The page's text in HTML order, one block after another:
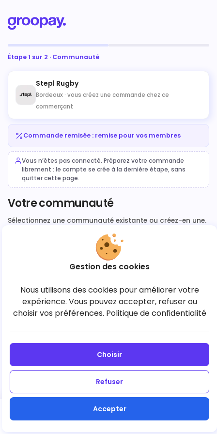
Étape 1 sur 2 · Communauté
Stepl Rugby
Bordeaux · vous créez une commande chez ce
commerçant
Commande remisée : remise pour vos membres
Vous n’êtes pas connecté. Préparez votre commande
librement : le compte se crée à la dernière étape, sans
quitter cette page.
Votre communauté
Sélectionnez une communauté existante ou créez-en une.
Créez votre première communauté pour lancer la
commande.
+ Créer une communauté
Suivant
Gestion des cookies
Nous utilisons des cookies pour améliorer votre
expérience. Vous pouvez accepter, refuser ou
choisir vos préférences. Politique de confidentialité
Choisir
Refuser
Accepter